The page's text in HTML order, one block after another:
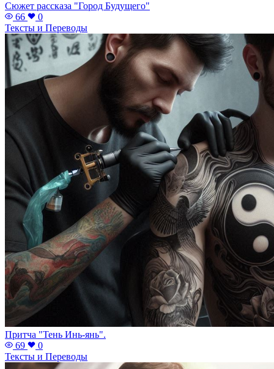
Сюжет рассказа "Город Будущего"
66
0
Тексты и Переводы
Притча "Тень Инь-янь".
69
0
Тексты и Переводы